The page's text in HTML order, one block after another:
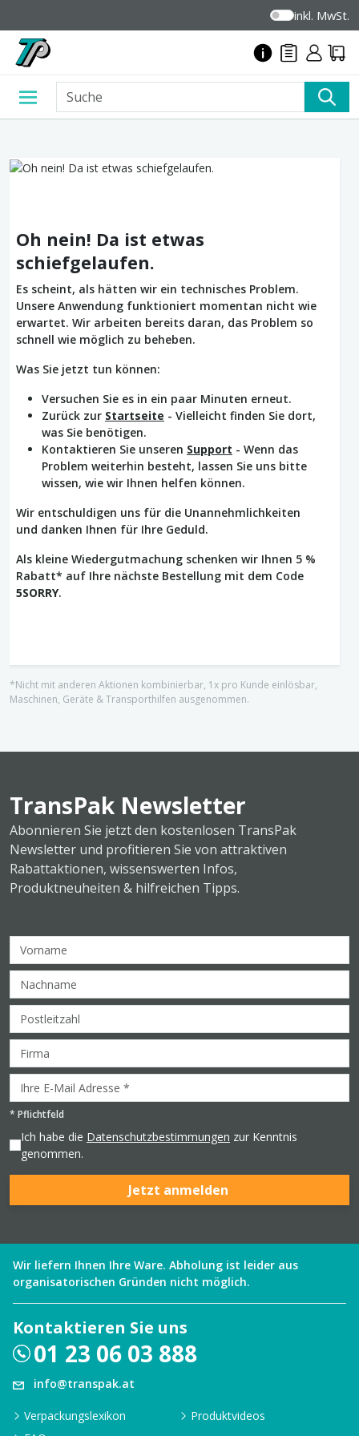
inkl. MwSt.
Oh nein! Da ist etwas
schiefgelaufen.
Es scheint, als hätten wir ein technisches Problem.
Unsere Anwendung funktioniert momentan nicht wie
erwartet. Wir arbeiten bereits daran, das Problem so
schnell wie möglich zu beheben.
Was Sie jetzt tun können:
Versuchen Sie es in ein paar Minuten erneut.
Zurück zur Startseite - Vielleicht finden Sie dort,
was Sie benötigen.
Kontaktieren Sie unseren Support - Wenn das
Problem weiterhin besteht, lassen Sie uns bitte
wissen, wie wir Ihnen helfen können.
Wir entschuldigen uns für die Unannehmlichkeiten
und danken Ihnen für Ihre Geduld.
Als kleine Wiedergutmachung schenken wir Ihnen 5 %
Rabatt* auf Ihre nächste Bestellung mit dem Code
5SORRY.
*Nicht mit anderen Aktionen kombinierbar, 1x pro Kunde einlösbar,
Maschinen, Geräte & Transporthilfen ausgenommen.
TransPak Newsletter
Abonnieren Sie jetzt den kostenlosen TransPak
Newsletter und profitieren Sie von attraktiven
Rabattaktionen, wissenswerten Infos,
Produktneuheiten & hilfreichen Tipps.
* Pflichtfeld
Ich habe die Datenschutzbestimmungen zur Kenntnis
genommen.
Jetzt anmelden
Wir liefern Ihnen Ihre Ware. Abholung ist leider aus
organisatorischen Gründen nicht möglich.
Kontaktieren Sie uns
01 23 06 03 888
info@transpak.at
Verpackungslexikon
Produktvideos